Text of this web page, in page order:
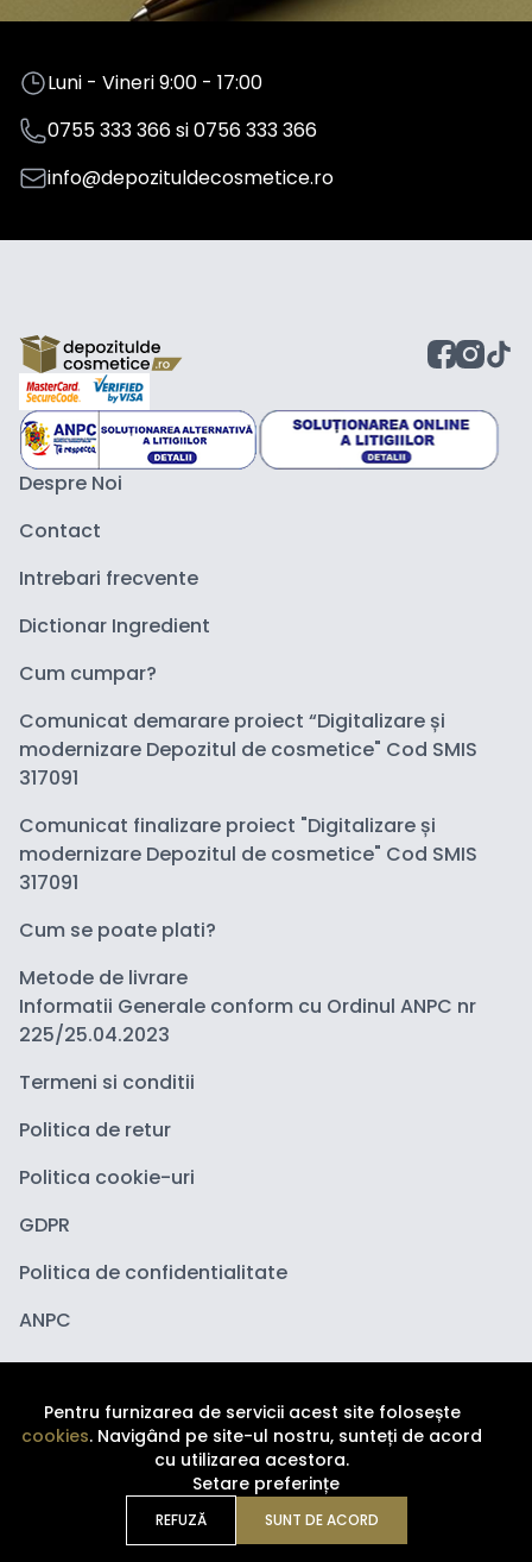
Luni - Vineri 9:00 - 17:00
0755 333 366si0756 333 366
info@depozituldecosmetice.ro
Despre Noi
Contact
Intrebari frecvente
Dictionar Ingredient
Cum cumpar?
Comunicat demarare proiect “Digitalizare și
modernizare Depozitul de cosmetice" Cod SMIS
317091
Comunicat finalizare proiect "Digitalizare și
modernizare Depozitul de cosmetice" Cod SMIS
317091
Cum se poate plati?
Metode de livrare
Informatii Generale conform cu Ordinul ANPC nr
225/25.04.2023
Termeni si conditii
Politica de retur
Politica cookie-uri
GDPR
Politica de confidentialitate
ANPC
Copyright ©2026Depozituldecosmetice.ro. Toate
drepturile sunt rezervate.
Pentru furnizarea de servicii acest site folosește
cookies. Navigând pe site-ul nostru, sunteți de acord
cu utilizarea acestora.
Setare preferințe
REFUZĂ SUNT DE ACORD